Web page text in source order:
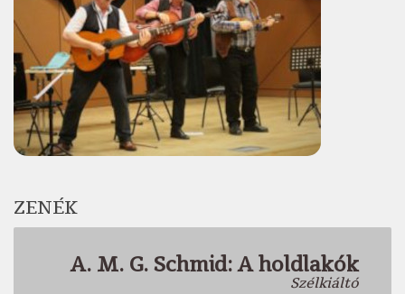
ZENÉK
A. M. G. Schmid: A holdlakók
Szélkiáltó